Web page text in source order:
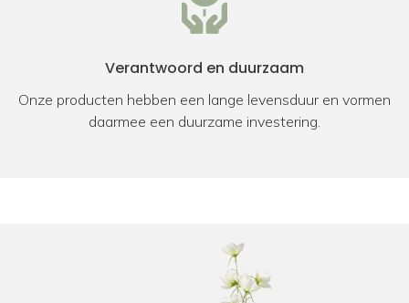
Verantwoord en duurzaam
Onze producten hebben een lange levensduur en vormen
daarmee een duurzame investering.